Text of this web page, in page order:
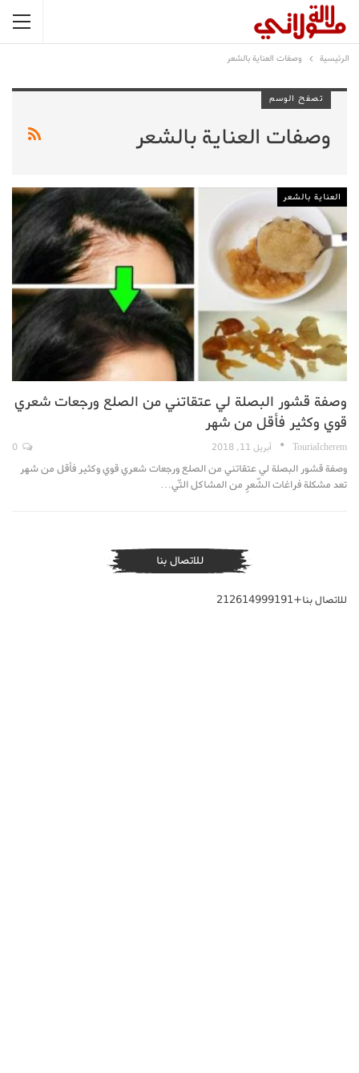
الرئيسية وصفات العناية بالشعر
تصفح الوسم
وصفات العناية بالشعر
العناية بالشعر
وصفة قشور البصلة لي عتقاتني من الصلع ورجعات شعري
قوي وكثير فأقل من شهر
TouriaIcherem أبريل 11, 2018
وصفة قشور البصلة لي عتقاتني من الصلع ورجعات شعري قوي وكثير فأقل من شهر
تعد مشكلة فراغات الشّعرِ من المشاكل التّي…
للاتصال بنا
للاتصال بنا+212614999191